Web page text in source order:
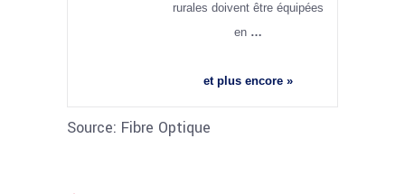
rurales doivent être équipées
en …
et plus encore »
Source: Fibre Optique